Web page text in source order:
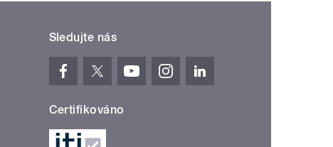
Sledujte nás
Certifikováno